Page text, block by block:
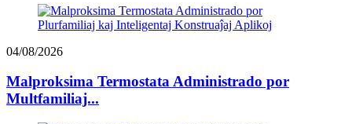
04/08/2026
Malproksima Termostata Administrado por
Multfamiliaj...